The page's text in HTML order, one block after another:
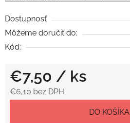
Dostupnosť
Môžeme doručiť do:
Kód:
€7,50 / ks
€6,10 bez DPH
DO KOŠÍKA